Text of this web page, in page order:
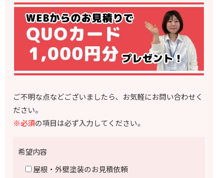
ご不明な点などございましたら、お気軽にお問い合わせく
ださい。
※必須の項目は必ず入力してください。
希望内容
屋根・外壁塗装のお見積依頼